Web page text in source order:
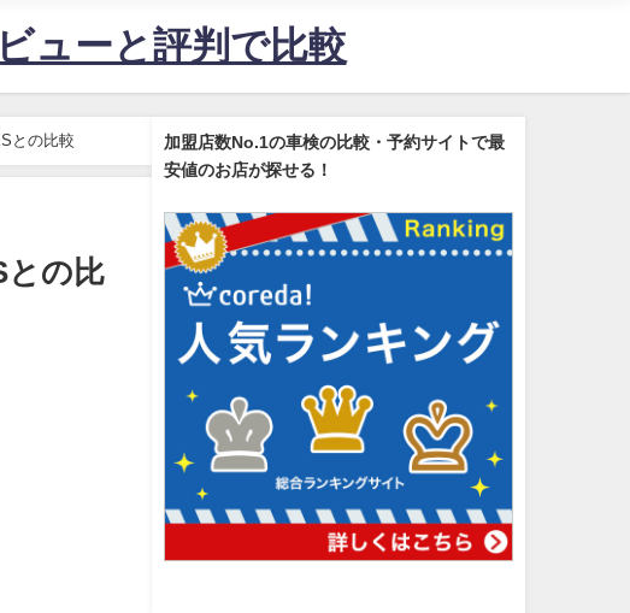
ューと評判で比較
との比較
との比
加盟店数No.1の車検の比較・予約サイトで最
安値のお店が探せる！